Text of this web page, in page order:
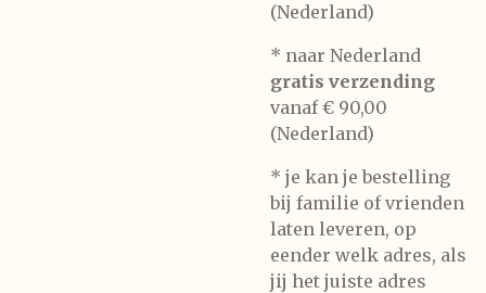
(Nederland)
* naar Nederland
gratis verzending
vanaf € 90,00
(Nederland)
* je kan je bestelling
bij familie of vrienden
laten leveren, op
eender welk adres, als
jij het juiste adres